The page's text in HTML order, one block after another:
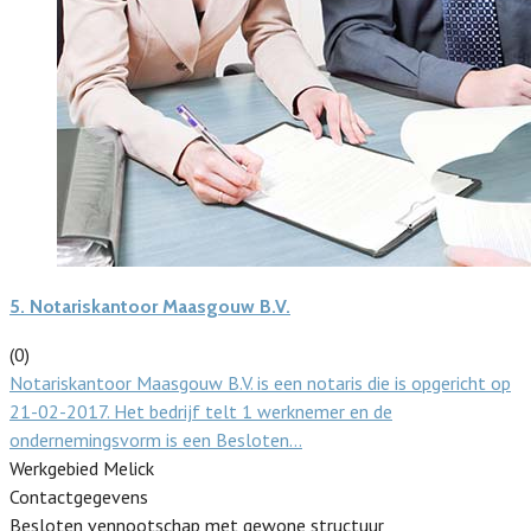
5. Notariskantoor Maasgouw B.V.
(0)
Notariskantoor Maasgouw B.V. is een notaris die is opgericht op
21-02-2017. Het bedrijf telt 1 werknemer en de
ondernemingsvorm is een Besloten…
Werkgebied Melick
Contactgegevens
Besloten vennootschap met gewone structuur